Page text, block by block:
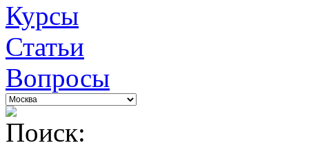
Курсы
Статьи
Вопросы
Поиск: